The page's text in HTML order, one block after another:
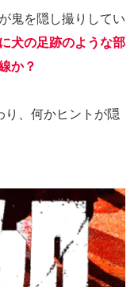
鬼を隠し撮りしてい
犬の足跡のような部
か？
り、何かヒントが隠